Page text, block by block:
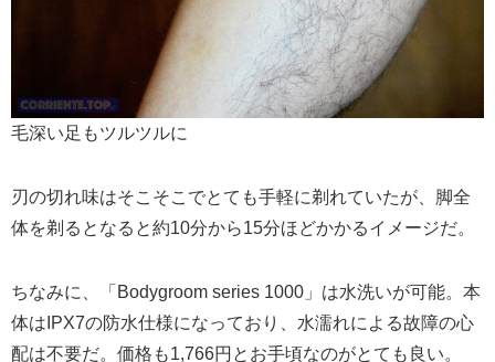
毛深い足もツルツルに
刃の切れ味はそこそこでとても手軽に剃れていたが、脚全
体を剃るとなると約10分から15分ほどかかるイメージだ。
ちなみに、「Bodygroom series 1000」は水洗いが可能。本
体はIPX7の防水仕様になっており、水濡れによる故障の心
配は不要だ。価格も1,766円とお手頃なのがとても良い。